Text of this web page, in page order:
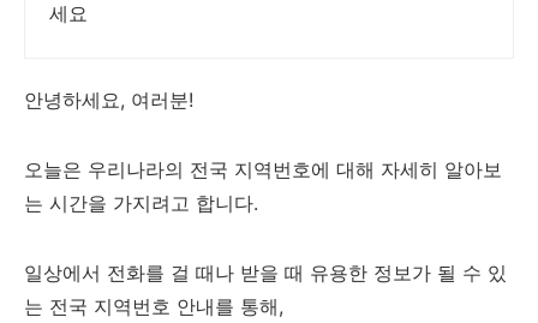
세요
안녕하세요, 여러분!
오늘은 우리나라의 전국 지역번호에 대해 자세히 알아보
는 시간을 가지려고 합니다.
일상에서 전화를 걸 때나 받을 때 유용한 정보가 될 수 있
는 전국 지역번호 안내를 통해,